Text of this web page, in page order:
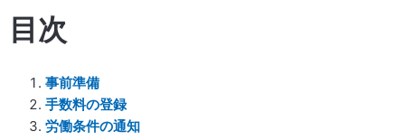
目次
事前準備
手数料の登録
労働条件の通知